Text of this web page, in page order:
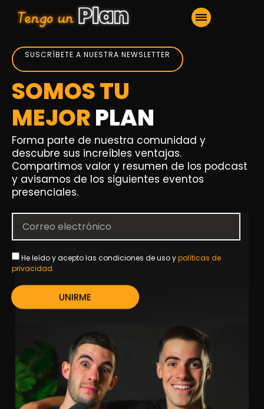
SUSCRÍBETE A NUESTRA NEWSLETTER
SOMOS TU
MEJORPLAN
Forma parte de nuestra comunidad y
descubre sus increíbles ventajas.
Compartimos valor y resumen de los podcast
y avisamos de los siguientes eventos
presenciales.
He leído y acepto las condiciones de uso ypolíticas de
privacidad.
UNIRME